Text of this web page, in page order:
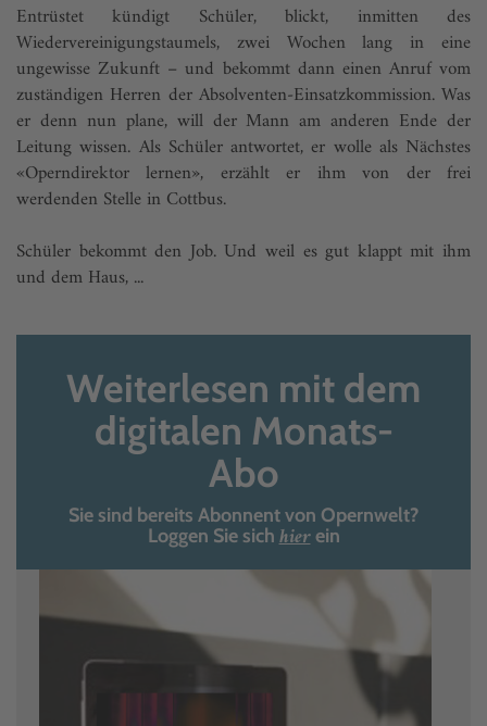
Entrüstet kündigt Schüler, blickt, inmitten des
Wiedervereinigungstaumels, zwei Wochen lang in eine
ungewisse Zukunft – und bekommt dann einen Anruf vom
zuständigen Herren der Absolventen-Einsatzkommission. Was
er denn nun plane, will der Mann am anderen Ende der
Leitung wissen. Als Schüler antwortet, er wolle als Nächstes
«Operndirektor lernen», erzählt er ihm von der frei
werdenden Stelle in Cottbus.
Schüler bekommt den Job. Und weil es gut klappt mit ihm
und dem Haus, ...
Weiterlesen mit dem
digitalen Monats-
Abo
Sie sind bereits Abonnent von Opernwelt?
Loggen Sie sich hierein